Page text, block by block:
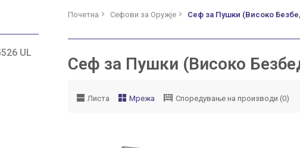
UL
Почетна Сефови за Оружје Сеф за Пушки (Високо
Сеф за Пушки (Високо
Листа Мрежа Споредување на производи (0)